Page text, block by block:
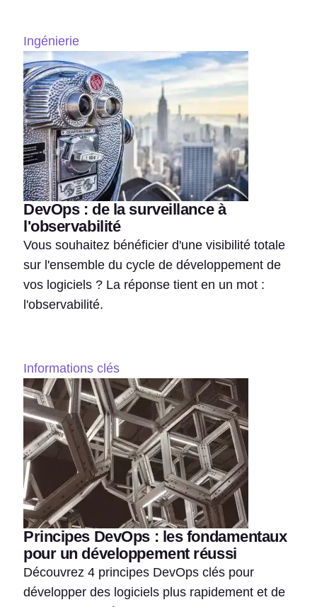
Ingénierie
DevOps : de la surveillance à
l'observabilité
Vous souhaitez bénéficier d'une visibilité totale
sur l'ensemble du cycle de développement de
vos logiciels ? La réponse tient en un mot :
l'observabilité.
Informations clés
Principes DevOps : les fondamentaux
pour un développement réussi
Découvrez 4 principes DevOps clés pour
développer des logiciels plus rapidement et de